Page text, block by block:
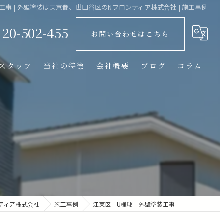
| 外壁塗装は東京都、世田谷区のNフロンティア株式会社 | 施工事例
502-455 お問い合わせはこちら
タッフ 当社の特徴
屋根
防水
光触媒
会社概要 ブログ コラム
ィア株式会社 施工事例 江東区 U様邸 外壁塗装工事